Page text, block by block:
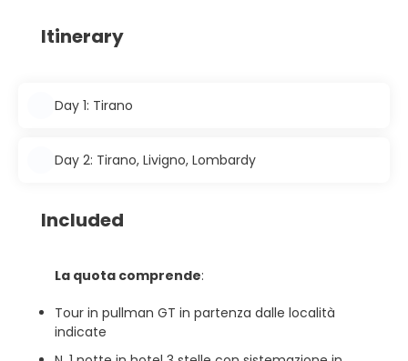
Itinerary
Day 1: Tirano
Day 2: Tirano, Livigno, Lombardy
Included
La quota comprende:
Tour in pullman GT in partenza dalle località
indicate